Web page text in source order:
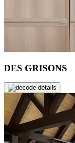
DES GRISONS
de détails